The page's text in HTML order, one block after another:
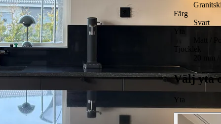
Färg
Svart
Tjocklek
20 mm
Välj yta
Yta